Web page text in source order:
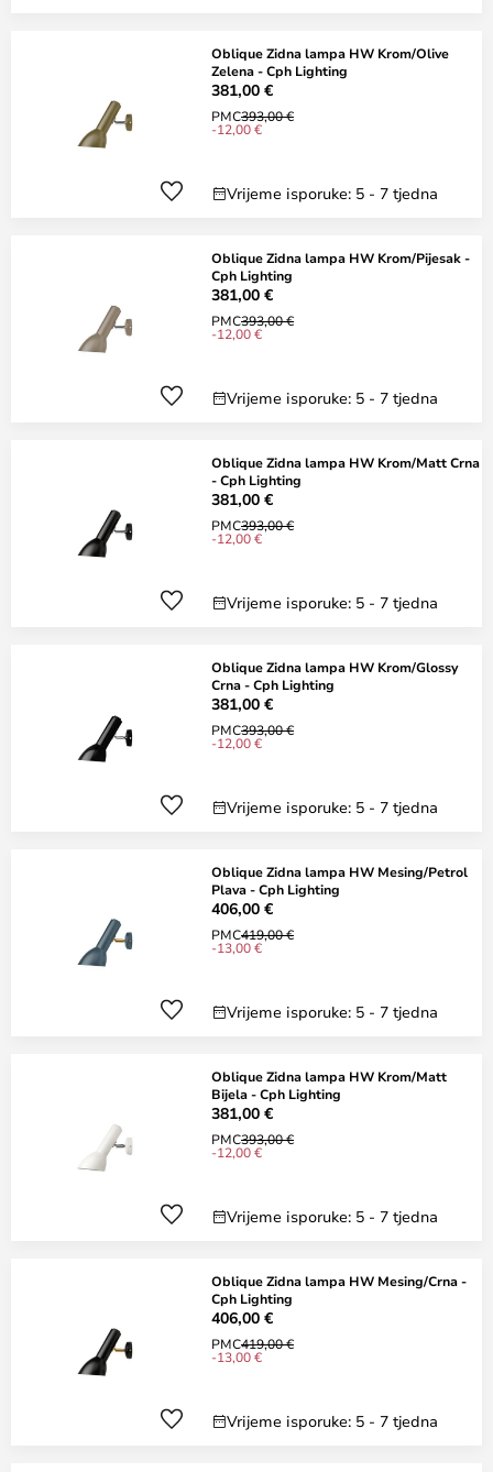
Oblique Zidna lampa HW Krom/Olive
Zelena - Cph Lighting
381,00 €
PMC393,00 €
-12,00 €
Vrijeme isporuke: 5 - 7 tjedna
Oblique Zidna lampa HW Krom/Pijesak -
Cph Lighting
381,00 €
PMC393,00 €
-12,00 €
Vrijeme isporuke: 5 - 7 tjedna
Oblique Zidna lampa HW Krom/Matt Crna
- Cph Lighting
381,00 €
PMC393,00 €
-12,00 €
Vrijeme isporuke: 5 - 7 tjedna
Oblique Zidna lampa HW Krom/Glossy
Crna - Cph Lighting
381,00 €
PMC393,00 €
-12,00 €
Vrijeme isporuke: 5 - 7 tjedna
Oblique Zidna lampa HW Mesing/Petrol
Plava - Cph Lighting
406,00 €
PMC419,00 €
-13,00 €
Vrijeme isporuke: 5 - 7 tjedna
Oblique Zidna lampa HW Krom/Matt
Bijela - Cph Lighting
381,00 €
PMC393,00 €
-12,00 €
Vrijeme isporuke: 5 - 7 tjedna
Oblique Zidna lampa HW Mesing/Crna -
Cph Lighting
406,00 €
PMC419,00 €
-13,00 €
Vrijeme isporuke: 5 - 7 tjedna